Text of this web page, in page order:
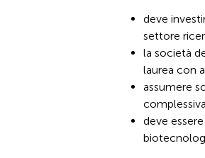
deve
settore
la società
laurea con
assumere
deve